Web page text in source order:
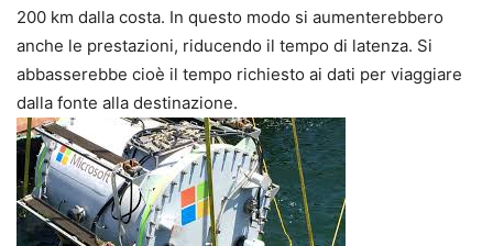
200 km dalla costa. In questo modo si aumenterebbero
anche le prestazioni, riducendo il tempo di latenza. Si
abbasserebbe cioè il tempo richiesto ai dati per viaggiare
dalla fonte alla destinazione.